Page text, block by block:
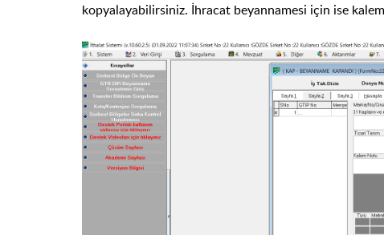
kopyalayabilirsiniz. İhracat beyannamesi için ise